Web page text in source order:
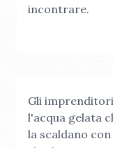
incontrare.
Gli
l'acqua gelata
la scaldano